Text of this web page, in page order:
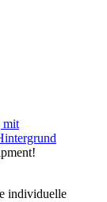
individuelle